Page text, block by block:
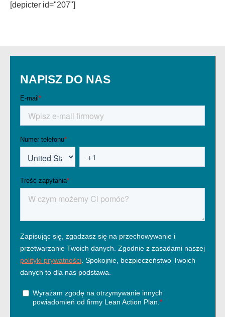
[depicter id="207"]
NAPISZ DO NAS